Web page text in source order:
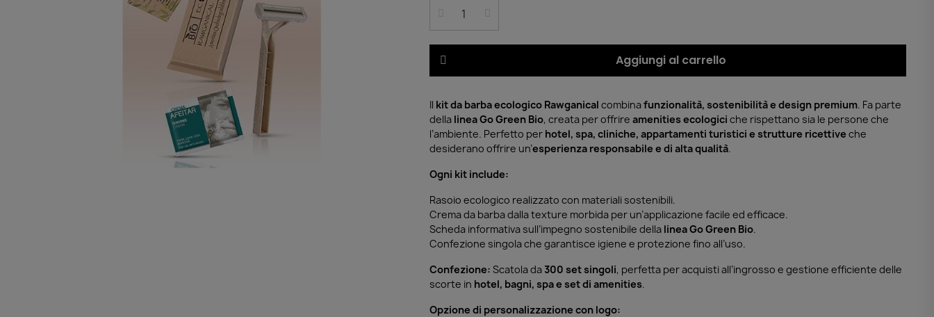
Aggiungi al carrello
Il kit da barba ecologico Rawganical combinafunzionalità, sostenibilità e design premium. Fa parte
della linea Go Green Bio, creata per offrire amenities ecologici che rispettano sia le persone che
l’ambiente. Perfetto per hotel, spa, cliniche, appartamenti turistici e strutture ricettive che
desiderano offrire un’esperienza responsabile e di alta qualità.
Ogni kit include:
Rasoio ecologico realizzato con materiali sostenibili.
Crema da barba dalla texture morbida per un’applicazione facile ed efficace.
Scheda informativa sull’impegno sostenibile della linea Go Green Bio.
Confezione singola che garantisce igiene e protezione fino all’uso.
Confezione: Scatola da 300 set singoli, perfetta per acquisti all’ingrosso e gestione efficiente delle
scorte in hotel, bagni, spa e set di amenities.
Opzione di personalizzazione con logo: